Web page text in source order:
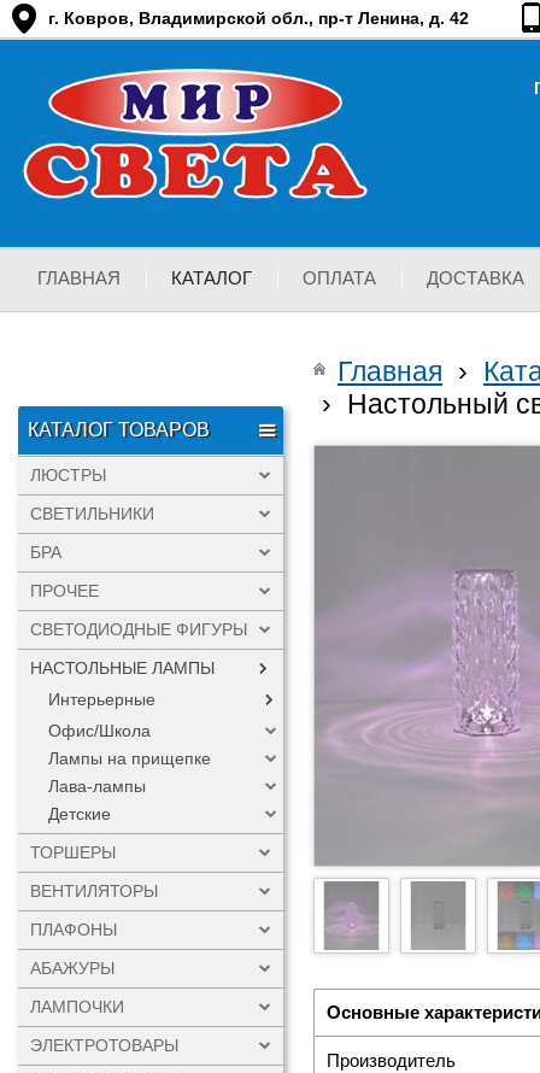
г. Ковров, Владимирской обл., пр-т Ленина, д. 42
ГЛАВНАЯ КАТАЛОГ ОПЛАТА ДОСТАВКА
КАТАЛОГ ТОВАРОВ
ЛЮСТРЫ
СВЕТИЛЬНИКИ
БРА
ПРОЧЕЕ
СВЕТОДИОДНЫЕ ФИГУРЫ
НАСТОЛЬНЫЕ ЛАМПЫ
Интерьерные
Офис/Школа
Лампы на прищепке
Лава-лампы
Детские
ТОРШЕРЫ
ВЕНТИЛЯТОРЫ
ПЛАФОНЫ
АБАЖУРЫ
ЛАМПОЧКИ
ЭЛЕКТРОТОВАРЫ
Главная ›
› Настольный
Основные
Производитель